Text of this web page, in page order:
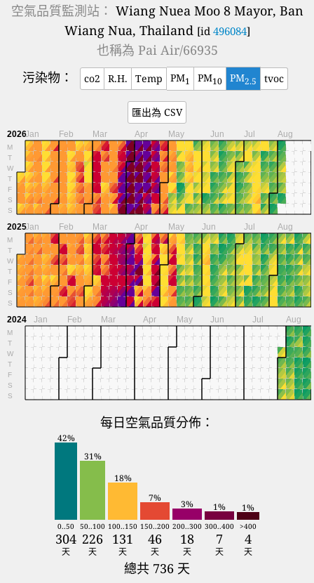
空氣品質監測站： Wiang Nuea Moo 8 Mayor, Ban
Wiang Nua, Thailand [id 496084]
也稱為 Pai Air/66935
污染物：
co2 R.H. Temp PM1 PM10 PM2.5 tvoc
匯出為 CSV
2026
M
T
W
T
F
S
S
Jan Feb Mar Apr May Jun Jul Aug
2025
M
T
W
T
F
S
S
Jan Feb Mar Apr May Jun Jul Aug
2024
M
T
W
T
F
S
S
Jan Feb Mar Apr May Jun Jul Aug
每日空氣品質分佈：
42%
31%
18%
7%
3% 1% 1%
0..50 50..100 100..150 150..200 200..300 300..400 >400
304 226 131 46 18 7 4
天 天 天 天 天 天 天
總共 736 天